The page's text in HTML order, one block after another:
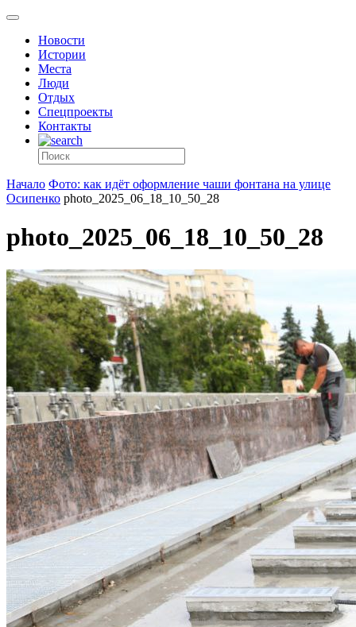
Новости
Истории
Места
Люди
Отдых
Спецпроекты
Контакты
Начало Фото: как идёт оформление чаши фонтана на улице
Осипенко photo_2025_06_18_10_50_28
photo_2025_06_18_10_50_28